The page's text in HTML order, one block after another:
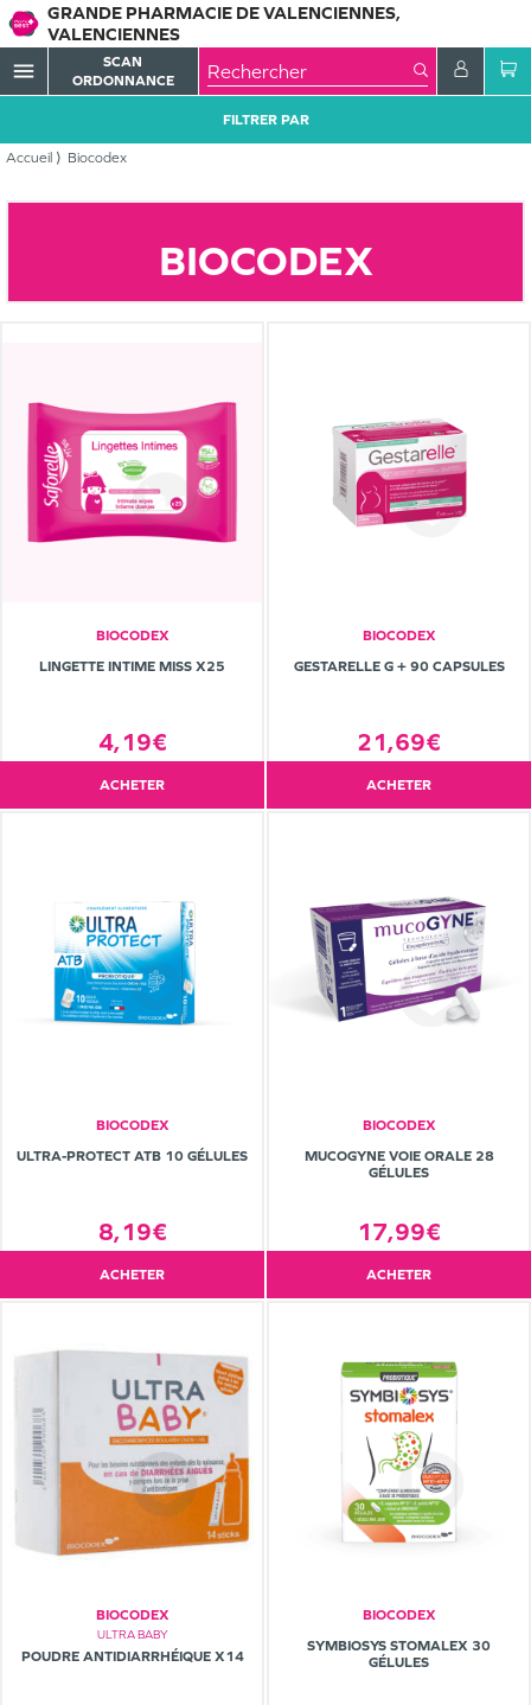
GRANDE PHARMACIE DE VALENCIENNES,
VALENCIENNES
menu
SCAN
ORDONNANCE
Accueil Biocodex
FILTRER PAR
BIOCODEX
BIOCODEX
LINGETTE INTIME MISS X25
4,19€
ACHETER
BIOCODEX
GESTARELLE G + 90 CAPSULES
21,69€
ACHETER
BIOCODEX
ULTRA-PROTECT ATB 10 GÉLULES
8,19€
ACHETER
BIOCODEX
MUCOGYNE VOIE ORALE 28
GÉLULES
17,99€
ACHETER
BIOCODEX
ULTRA BABY
POUDRE ANTIDIARRHÉIQUE X14
BIOCODEX
SYMBIOSYS STOMALEX 30
GÉLULES